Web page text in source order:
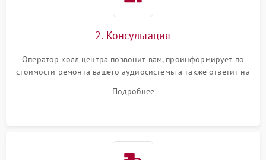
2. Консультация
Оператор колл центра позвонит вам, проинформирует по
стоимости ремонта вашего аудиосистемы а также ответит на
Подробнее